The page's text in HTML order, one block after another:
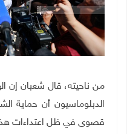
من ناحيته، قال شعبان إن
الدبلوماسيون أن حماية
قصوى في ظل اعتداءات هذه